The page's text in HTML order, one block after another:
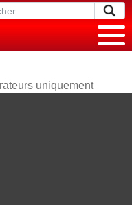
uniquement